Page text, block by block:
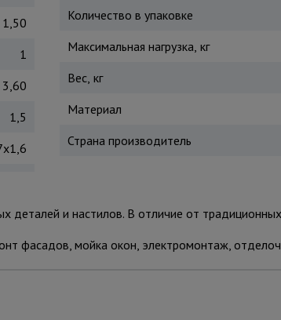
1,50
1
3,60
1,5
Количество в упаковке
Максимальная нагрузка, кг
Вес, кг
Материал
Страна производитель
деталей и настилов. В отличие от
фасадов, мойка окон, электромонтаж,
использования специального
колес, которые также снабжены
во время работ.